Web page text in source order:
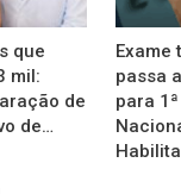
que
mil:
de
de…
Exame
passa
para